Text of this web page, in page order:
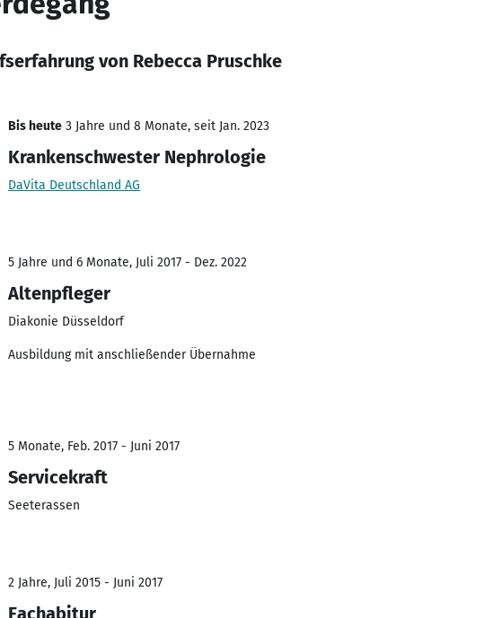
von Rebecca Pruschke
Bis heute 3 Jahre und 8 Monate, seit Jan. 2023
Krankenschwester Nephrologie
DaVita Deutschland AG
5 Jahre und 6 Monate, Juli 2017 - Dez. 2022
Altenpfleger
Diakonie Düsseldorf
Ausbildung mit anschließender Übernahme
5 Monate, Feb. 2017 - Juni 2017
Servicekraft
Seeterassen
2 Jahre, Juli 2015 - Juni 2017
Fachabitur